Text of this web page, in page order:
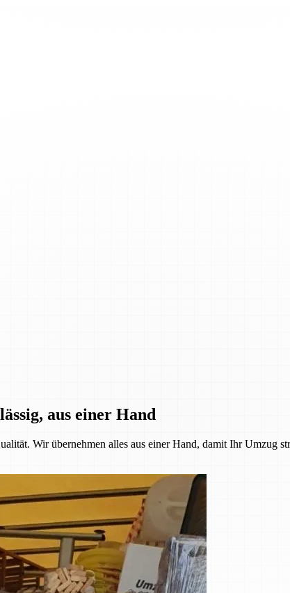
aus einer Hand
Wir übernehmen alles aus einer Hand, damit Ihr Umzug